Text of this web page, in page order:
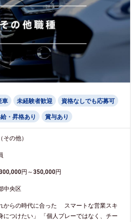
車 未経験者歓迎 資格なしでも応募可
・昇格あり 賞与あり
その他）
円～350,000円
中央区
からの時代に合った スマートな営業スキ
につけたい」 「個人プレーではなく、チー